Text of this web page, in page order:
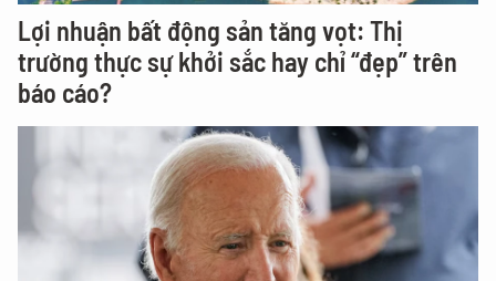
Lợi nhuận bất động sản tăng vọt: Thị
trường thực sự khởi sắc hay chỉ “đẹp” trên
báo cáo?